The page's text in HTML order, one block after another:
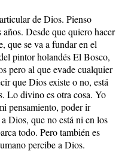
de Dios. Pienso
Desde que quiero hacer
que se va a fundar en el
pintor holandés El Bosco,
pero al que evade cualquier
que Dios existe o no, está
Lo divino es otra cosa. Yo
pensamiento, poder ir
Dios, que no está ni en los
todo. Pero también es
percibe a Dios.